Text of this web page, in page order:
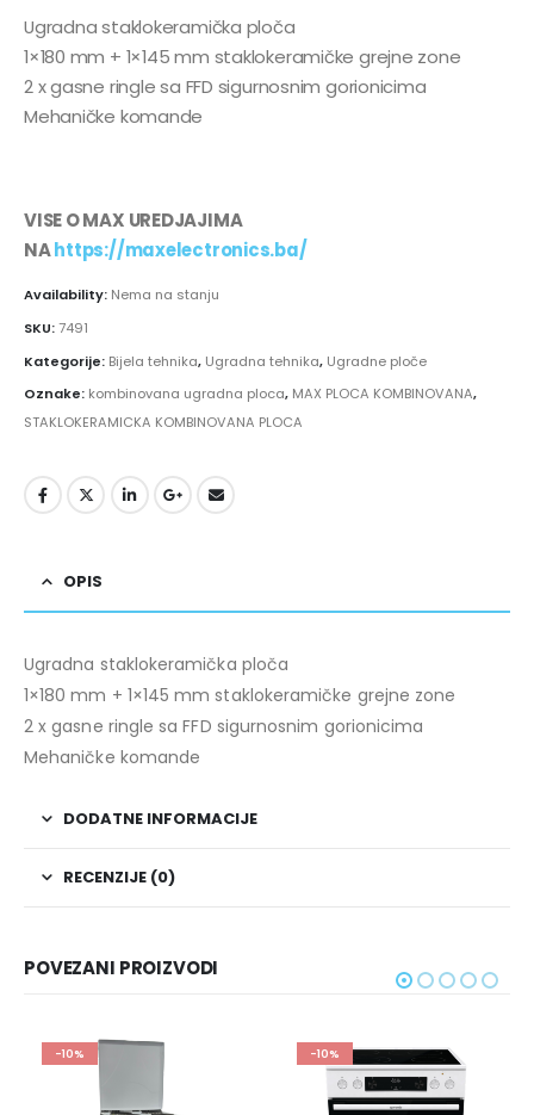
Ugradna staklokeramička ploča
1×180 mm + 1×145 mm staklokeramičke grejne zone
2 x gasne ringle sa FFD sigurnosnim gorionicima
Mehaničke komande
VISE O MAX UREDJAJIMA
NAhttps://maxelectronics.ba/
Availability: Nema na stanju
SKU:7491
Kategorije: Bijela tehnika, Ugradna tehnika, Ugradne ploče
Oznake: kombinovana ugradna ploca, MAX PLOCA KOMBINOVANA,
STAKLOKERAMICKA KOMBINOVANA PLOCA
OPIS
Ugradna staklokeramička ploča
1×180 mm + 1×145 mm staklokeramičke grejne zone
2 x gasne ringle sa FFD sigurnosnim gorionicima
Mehaničke komande
DODATNE INFORMACIJE
RECENZIJE (0)
POVEZANI PROIZVODI
-10% -10%